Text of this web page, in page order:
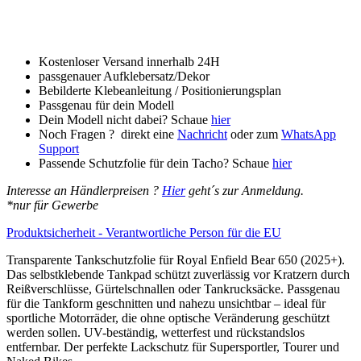
(2025+)
Menge
Kostenloser Versand innerhalb 24H
passgenauer Aufklebersatz/Dekor
Bebilderte Klebeanleitung / Positionierungsplan
Passgenau für dein Modell
Dein Modell nicht dabei? Schaue hier
Noch Fragen ? direkt eine Nachricht oder zum WhatsApp
Support
Passende Schutzfolie für dein Tacho? Schaue hier
Interesse an Händlerpreisen ? Hiergeht´s zur Anmeldung.
*nur für Gewerbe
Produktsicherheit - Verantwortliche Person für die EU
Transparente Tankschutzfolie für Royal Enfield Bear 650 (2025+).
Das selbstklebende Tankpad schützt zuverlässig vor Kratzern durch
Reißverschlüsse, Gürtelschnallen oder Tankrucksäcke. Passgenau
für die Tankform geschnitten und nahezu unsichtbar – ideal für
sportliche Motorräder, die ohne optische Veränderung geschützt
werden sollen. UV-beständig, wetterfest und rückstandslos
entfernbar. Der perfekte Lackschutz für Supersportler, Tourer und